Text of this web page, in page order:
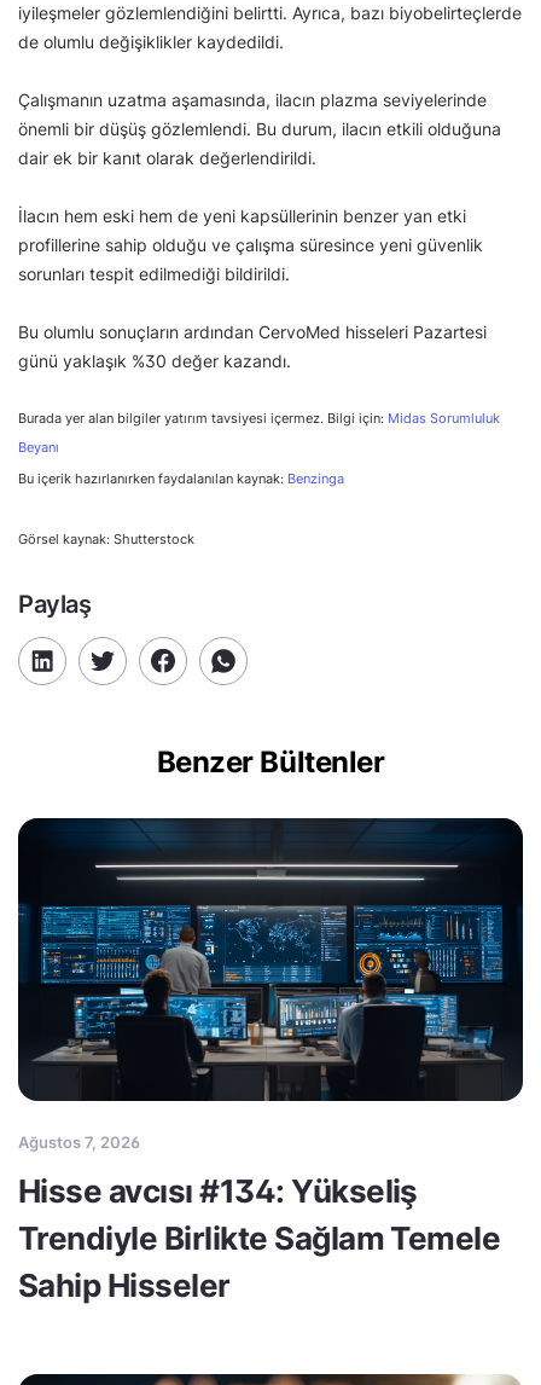
iyileşmeler gözlemlendiğini belirtti. Ayrıca, bazı biyobelirteçlerde
de olumlu değişiklikler kaydedildi.
Çalışmanın uzatma aşamasında, ilacın plazma seviyelerinde
önemli bir düşüş gözlemlendi. Bu durum, ilacın etkili olduğuna
dair ek bir kanıt olarak değerlendirildi.
İlacın hem eski hem de yeni kapsüllerinin benzer yan etki
profillerine sahip olduğu ve çalışma süresince yeni güvenlik
sorunları tespit edilmediği bildirildi.
Bu olumlu sonuçların ardından CervoMed hisseleri Pazartesi
günü yaklaşık %30 değer kazandı.
Burada yer alan bilgiler yatırım tavsiyesi içermez. Bilgi için: Midas Sorumluluk
Beyanı
Bu içerik hazırlanırken faydalanılan kaynak: Benzinga
Görsel kaynak: Shutterstock
Paylaş
Benzer Bültenler
Ağustos 7, 2026
Hisse avcısı #134: Yükseliş
Trendiyle Birlikte Sağlam Temele
Sahip Hisseler